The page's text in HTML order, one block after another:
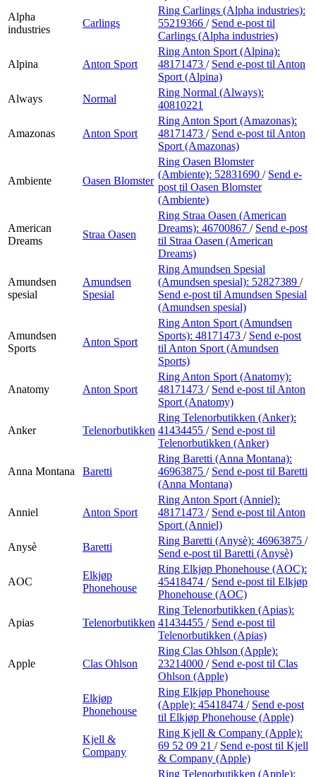
Alpha
industries
Carlings
Ring Carlings (Alpha industries):
55219366 / Send e-post til
Carlings (Alpha industries)
Alpina Anton Sport
Ring Anton Sport (Alpina):
48171473 / Send e-post til Anton
Sport (Alpina)
Always
Normal
Ring Normal (Always):
40810221
Amazonas Anton Sport
Ring Anton Sport (Amazonas):
48171473 / Send e-post til Anton
Sport (Amazonas)
Ambiente Oasen Blomster
Ring Oasen Blomster
(Ambiente): 52831690 / Send e-
post til Oasen Blomster
(Ambiente)
American
Dreams
Straa Oasen
Ring Straa Oasen (American
Dreams): 46700867 / Send e-post
til Straa Oasen (American
Dreams)
Amundsen
spesial
Amundsen
Spesial
Ring Amundsen Spesial
(Amundsen spesial): 52827389 /
Send e-post til Amundsen Spesial
(Amundsen spesial)
Amundsen
Sports
Anton Sport
Ring Anton Sport (Amundsen
Sports): 48171473 / Send e-post
til Anton Sport (Amundsen
Sports)
Anatomy Anton Sport
Ring Anton Sport (Anatomy):
48171473 / Send e-post til Anton
Sport (Anatomy)
Anker Telenorbutikken
Ring Telenorbutikken (Anker):
41434455 / Send e-post til
Telenorbutikken (Anker)
Anna Montana Baretti
Ring Baretti (Anna Montana):
46963875 / Send e-post til Baretti
(Anna Montana)
Anniel Anton Sport
Ring Anton Sport (Anniel):
48171473 / Send e-post til Anton
Sport (Anniel)
Anysè
Baretti
Ring Baretti (Anysè): 46963875 /
Send e-post til Baretti (Anysè)
AOC
Elkjøp
Phonehouse
Ring Elkjøp Phonehouse (AOC):
45418474 / Send e-post til Elkjøp
Phonehouse (AOC)
Apias Telenorbutikken
Ring Telenorbutikken (Apias):
41434455 / Send e-post til
Telenorbutikken (Apias)
Apple Clas Ohlson
Ring Clas Ohlson (Apple):
23214000 / Send e-post til Clas
Ohlson (Apple)
Elkjøp
Phonehouse
Ring Elkjøp Phonehouse
(Apple): 45418474 / Send e-post
til Elkjøp Phonehouse (Apple)
Kjell &
Company
Ring Kjell & Company (Apple):
69 52 09 21 / Send e-post til Kjell
& Company (Apple)
Ring Telenorbutikken (Apple):